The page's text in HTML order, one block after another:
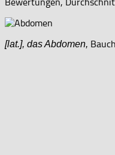
[lat.], das Abdomen,